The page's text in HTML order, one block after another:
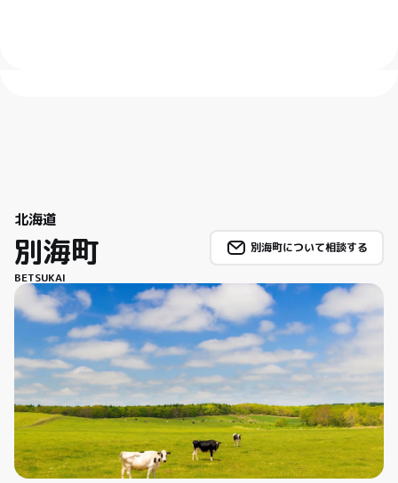
北海道
別海町
BETSUKAI
別海町について相談する